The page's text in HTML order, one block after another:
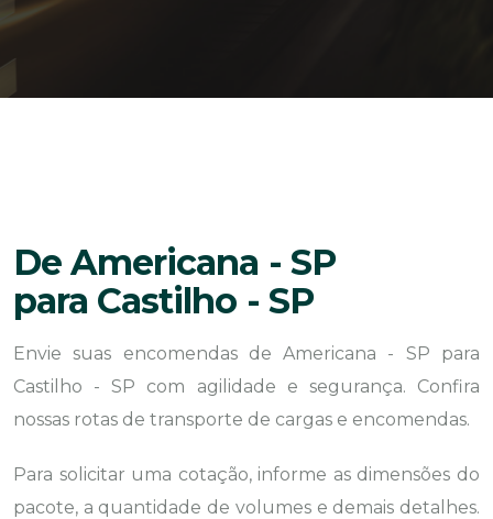
De Americana - SP
para Castilho - SP
Envie suas encomendas de Americana - SP para
Castilho - SP com agilidade e segurança. Confira
nossas rotas de transporte de cargas e encomendas.
Para solicitar uma cotação, informe as dimensões do
pacote, a quantidade de volumes e demais detalhes.